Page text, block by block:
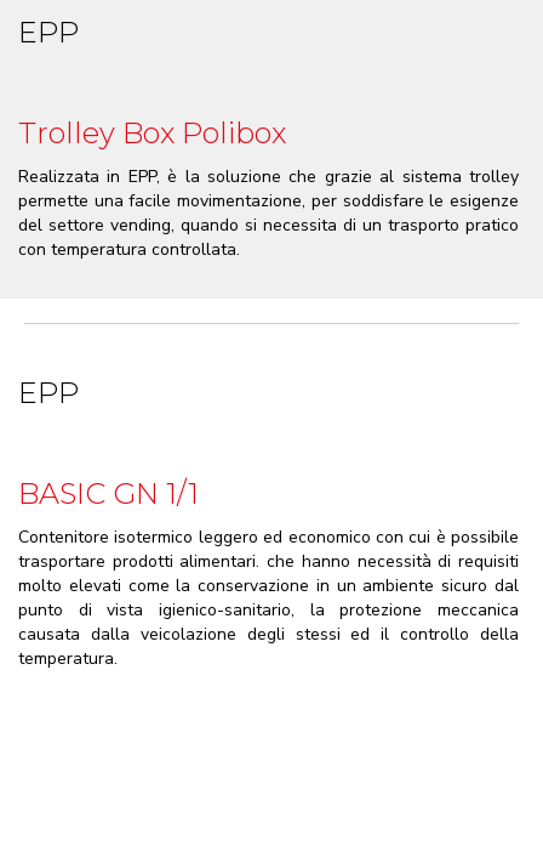
EPP
Trolley Box Polibox
Realizzata in EPP, è la soluzione che grazie al sistema trolley
permette una facile movimentazione, per soddisfare le esigenze
del settore vending, quando si necessita di un trasporto pratico
con temperatura controllata.
EPP
BASIC GN 1/1
Contenitore isotermico leggero ed economico con cui è possibile
trasportare prodotti alimentari. che hanno necessità di requisiti
molto elevati come la conservazione in un ambiente sicuro dal
punto di vista igienico-sanitario, la protezione meccanica
causata dalla veicolazione degli stessi ed il controllo della
temperatura.